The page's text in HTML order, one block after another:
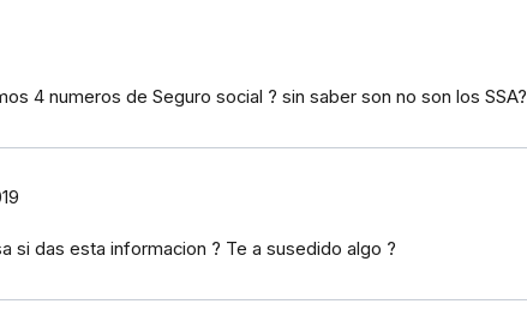
4 numeros de Seguro social ? sin saber son no son los SSA?
si das esta informacion ? Te a susedido algo ?